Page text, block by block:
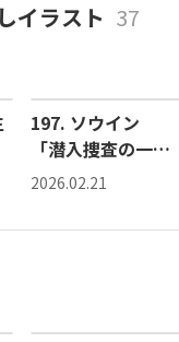
イラスト 37
197. ソウイン
「潜入捜査の一環
だ」
2026.02.21